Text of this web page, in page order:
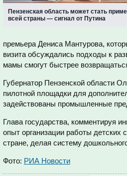
Пензенская область может стать
всей страны — сигнал от Путина
премьера Дениса Мантурова,
визита обсуждались подходы к
мамы смогут быстрее
Губернатор Пензенской области
пилотной площадки для
задействованы промышленные
Глава государства, комментируя
опыт организации работы детских
стране, делая систему
Фото: РИА Новости